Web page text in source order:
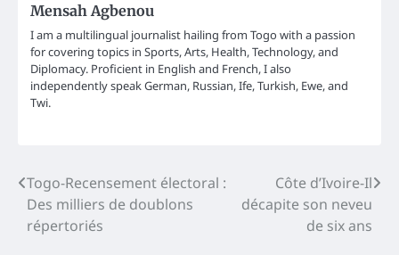
Mensah Agbenou
I am a multilingual journalist hailing from Togo with a passion
for covering topics in Sports, Arts, Health, Technology, and
Diplomacy. Proficient in English and French, I also
independently speak German, Russian, Ife, Turkish, Ewe, and
Twi.
Post
navigation
Togo-Recensement électoral :
Des milliers de doublons
répertoriés
Côte d’Ivoire-Il
décapite son neveu
de six ans